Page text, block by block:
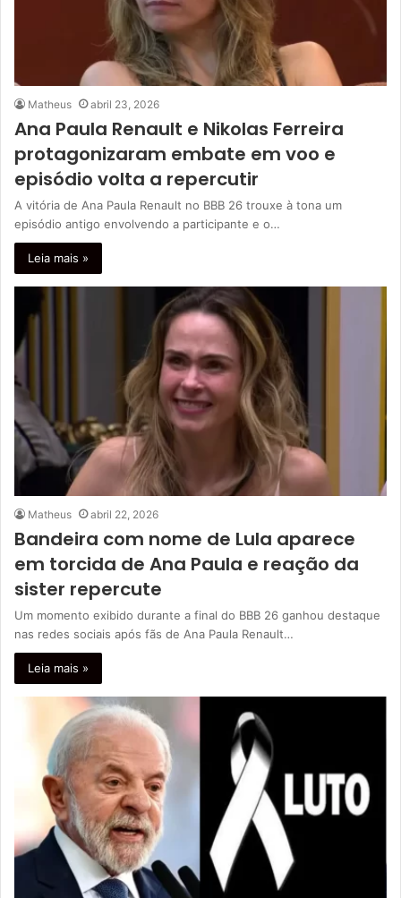
Matheus abril 23, 2026
Ana Paula Renault e Nikolas Ferreira
protagonizaram embate em voo e
episódio volta a repercutir
A vitória de Ana Paula Renault no BBB 26 trouxe à tona um
episódio antigo envolvendo a participante e o…
Leia mais »
Matheus abril 22, 2026
Bandeira com nome de Lula aparece
em torcida de Ana Paula e reação da
sister repercute
Um momento exibido durante a final do BBB 26 ganhou destaque
nas redes sociais após fãs de Ana Paula Renault…
Leia mais »